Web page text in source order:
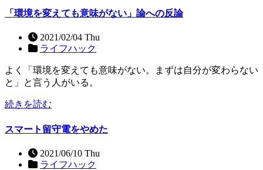
「環境を変えても意味がない」論への反論
2021/02/04 Thu
ライフハック
よく「環境を変えても意味がない。まずは自分が変わらない
と」と言う人がいる。
続きを読む
スマート留守電をやめた
2021/06/10 Thu
ライフハック